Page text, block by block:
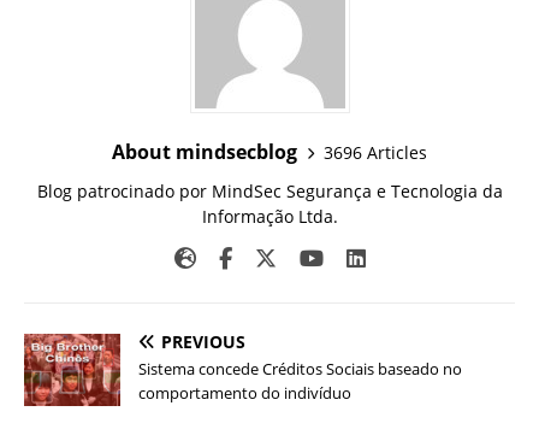
About mindsecblog
3696 Articles
Blog patrocinado por MindSec Segurança e Tecnologia da
Informação Ltda.
PREVIOUS
Sistema concede Créditos Sociais baseado no
comportamento do indivíduo